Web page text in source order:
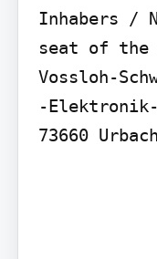
Inhabers /
seat of
Vossloh-
-Elektronik-
73660 Urbach